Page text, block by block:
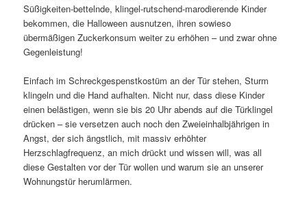
Süßigkeiten-bettelnde, klingel-rutschend-marodierende Kinder
bekommen, die Halloween ausnutzen, ihren sowieso
übermäßigen Zuckerkonsum weiter zu erhöhen – und zwar ohne
Gegenleistung!
Einfach im Schreckgespenstkostüm an der Tür stehen, Sturm
klingeln und die Hand aufhalten. Nicht nur, dass diese Kinder
einen belästigen, wenn sie bis 20 Uhr abends auf die Türklingel
drücken – sie versetzen auch noch den Zweieinhalbjährigen in
Angst, der sich ängstlich, mit massiv erhöhter
Herzschlagfrequenz, an mich drückt und wissen will, was all
diese Gestalten vor der Tür wollen und warum sie an unserer
Wohnungstür herumlärmen.